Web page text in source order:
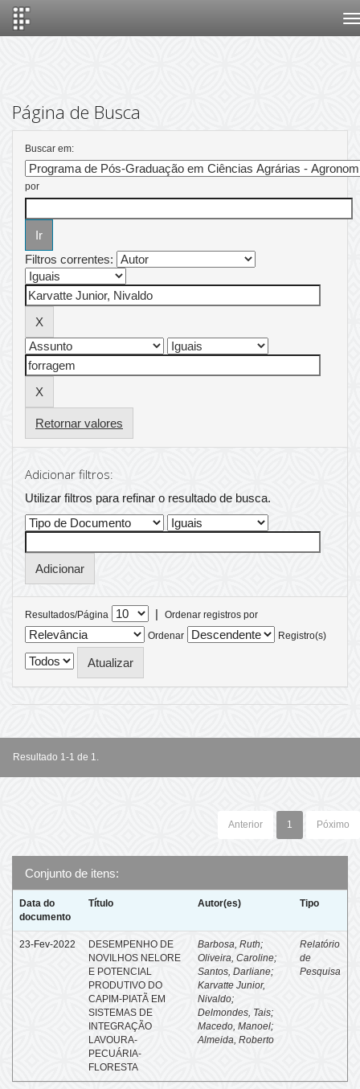
Página de Busca
Buscar em:
por
Filtros correntes:
Retornar valores
Adicionar filtros:
Utilizar filtros para refinar o resultado de busca.
Resultados/Página |
Ordenar registros por
Ordenar
Registro(s)
Resultado 1-1 de 1.
Anterior 1 Póximo
Conjunto de itens:
Data do
documento
Título Autor(es) Tipo
23-Fev-2022
DESEMPENHO DE
NOVILHOS NELORE
E POTENCIAL
PRODUTIVO DO
CAPIM-PIATÃ EM
SISTEMAS DE
INTEGRAÇÃO
LAVOURA-
PECUÁRIA-
FLORESTA
Barbosa, Ruth;
Oliveira, Caroline;
Santos, Darliane;
Karvatte Junior,
Nivaldo;
Delmondes, Tais;
Macedo, Manoel;
Almeida, Roberto
Relatório
de
Pesquisa